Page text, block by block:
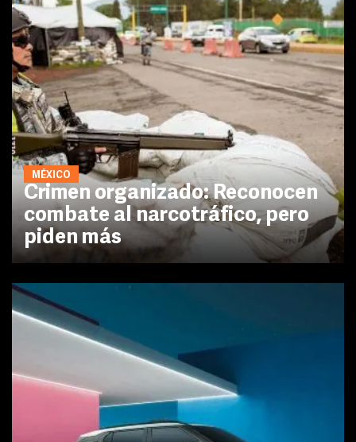
MÉXICO
Crimen organizado: Reconocen
combate al narcotráfico, pero
piden más